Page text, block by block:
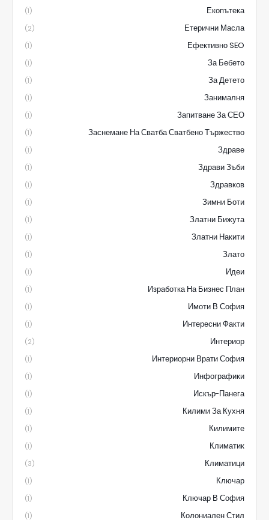
Екопътека
(1)
Етерични Масла
(2)
Ефективно SEO
(1)
За Бебето
(1)
За Детето
(1)
Занималня
(1)
Запитване За СЕО
(1)
Заснемане На Сватба Сватбено Тържество
(1)
Здраве
(1)
Здрави Зъби
(1)
Здравков
(1)
Зимни Боти
(1)
Златни Бижута
(1)
Златни Накити
(1)
Злато
(1)
Идеи
(1)
Изработка На Бизнес План
(1)
Имоти В София
(1)
Интересни Факти
(1)
Интериор
(2)
Интериорни Врати София
(1)
Инфографики
(1)
Искър-Панега
(1)
Килими За Кухня
(1)
Килимите
(1)
Климатик
(1)
Климатици
(3)
Ключар
(1)
Ключар В София
(1)
Колониален Стил
(1)